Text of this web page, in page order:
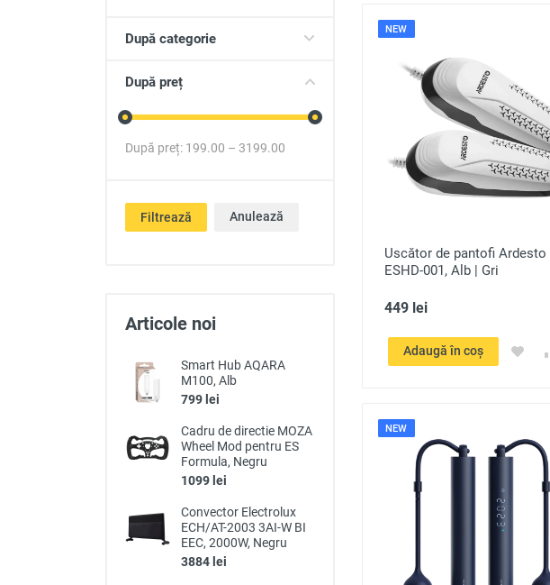
Produse pentru copii
Produse auto
Totul pentru casa
După categorie
După preț
După preț: 199.00 – 3199.00
Filtrează Anulează
Articole noi
Smart Hub AQARA
M100, Alb
799 lei
Cadru de directie MOZA
Wheel Mod pentru ES
Formula, Negru
1099 lei
Convector Electrolux
ECH/AT-2003 3AI-W BI
EEC, 2000W, Negru
3884 lei
NEW
Uscător de pantofi Ardesto
ESHD-001, Alb | Gri
449 lei
Adaugă în coș
NEW